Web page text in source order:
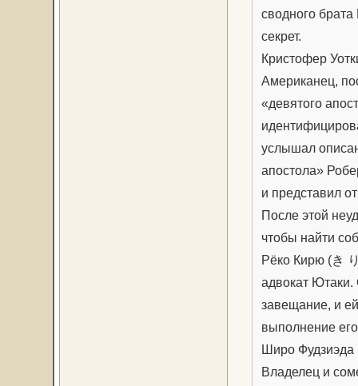
сводного
секрет.
Кристофер
Американец,
«девятого
услышал
апостола»
и представил
После этой
чтобы найти
Рёко Кирю (き
адвокат Ютаки.
завещание, и
выполнение
Широ Фудзиэда
Владелец и